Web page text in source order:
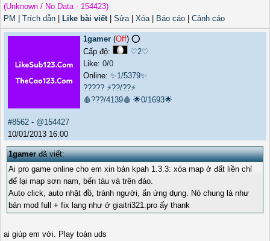
(Unknown / No Data - 154423)
PM
Trích dẫn Like bài viết| Sửa| Xóa| Báo cáo Cảnh cáo
1gamer (Off) ⭕️
Cấp độ:
♡2♡
Like: 0/0
Online: ✨1/5379✨
????? ⚡??/??⚡
🩸???/4139🩸 🌟0/1693🌟
#8562 - @154427
10/01/2013 16:00
1gamerđã viết:
Ai pro game online cho em xin bản kpah 1.3.3: xóa map ở đất liền chỉ
để lại map sơn nam, bến tàu và trên đảo.
Auto click, auto nhặt đồ, tránh người, ẩn ứng dụng. Nó chung là như
bản mod full + fix lang như ở giaitri321.pro ấy thank
ai giúp em với. Play toàn uds